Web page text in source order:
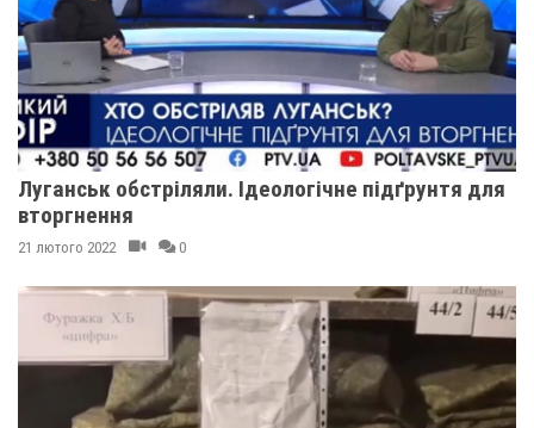
Луганськ обстріляли. Ідеологічне підґрунтя для
вторгнення
21 лютого 2022 0